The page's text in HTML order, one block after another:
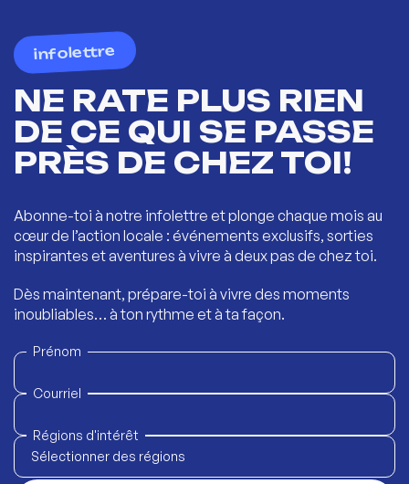
infolettre
NE RATE PLUS RIEN
DE CE QUI SE PASSE
PRÈS DE CHEZ TOI!
Abonne-toi à notre infolettre et plonge chaque mois au
cœur de l’action locale : événements exclusifs, sorties
inspirantes et aventures à vivre à deux pas de chez toi.
Dès maintenant, prépare-toi à vivre des moments
inoubliables… à ton rythme et à ta façon.
Prénom
Courriel
Régions d'intérêt
Sélectionner des régions